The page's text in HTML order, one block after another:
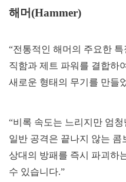
해머(Hammer)
“전통적인 해머의 주요한 특
직함과 제트 파워를 결합하
새로운 형태의 무기를 만들
“비록 속도는 느리지만 엄
일반 공격은 끝나지 않는 콤
상대의 방패를 즉시 파괴하
수 있습니다.”